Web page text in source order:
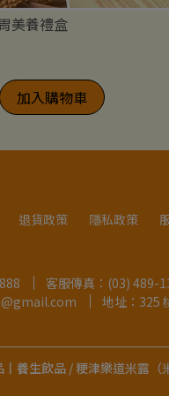
美養禮盒
加入購物車
退貨政策 隱私政策
客服傳真：(03) 489-
地址：325
丨養生飲品 / 粳津樂道米露（